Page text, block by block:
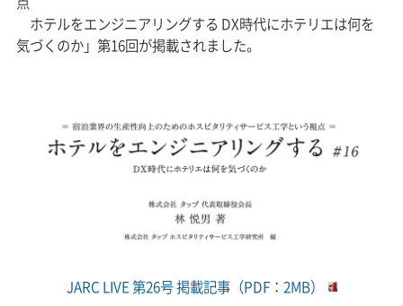
ホテルをエンジニアリングする DX時代にホテリエは何を
気づくのか」第16回が掲載されました。
JARC LIVE 第26号 掲載記事（PDF：2MB）